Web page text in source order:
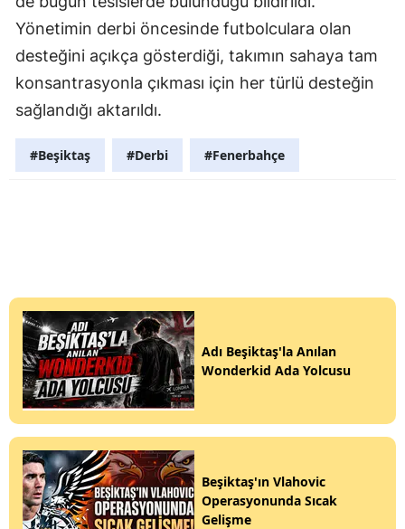
Yönetimin derbi öncesinde futbolculara olan
desteğini açıkça gösterdiği, takımın sahaya tam
konsantrasyonla çıkması için her türlü desteğin
sağlandığı aktarıldı.
#Beşiktaş #Derbi #Fenerbahçe
Adı Beşiktaş'la Anılan
Wonderkid Ada Yolcusu
Beşiktaş'ın Vlahovic
Operasyonunda Sıcak
Gelişme